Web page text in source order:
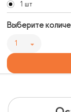
1 шт
Выберите
1